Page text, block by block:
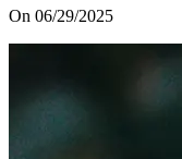
On 06/29/2025